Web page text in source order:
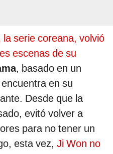
serie coreana, volvió
escenas de su
, basado en un
en su
Desde que la
evitó volver a
para no tener un
esta vez, Ji Won no